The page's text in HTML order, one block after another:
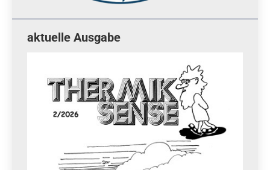
aktuelle Ausgabe